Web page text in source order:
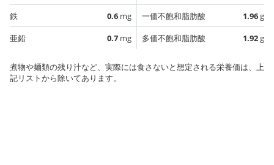
鉄
0.6 mg
亜鉛
0.7 mg
一価不飽和脂肪酸
1.96g
多価不飽和脂肪酸
1.92g
煮物や麺類の残り汁など、実際には食さないと想定される栄養価は、上
記リストから除いてあります。